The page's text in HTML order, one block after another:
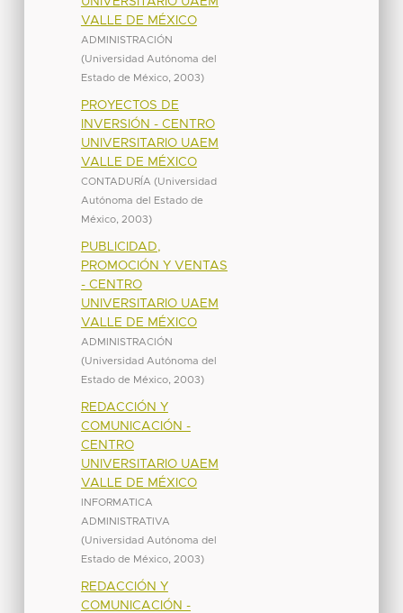
VALLE DE MÉXICO
ADMINISTRACIÓN
(Universidad Autónoma del
Estado de México, 2003)
PROYECTOS DE
INVERSIÓN - CENTRO
UNIVERSITARIO UAEM
VALLE DE MÉXICO
CONTADURÍA (Universidad
Autónoma del Estado de
México, 2003)
PUBLICIDAD,
PROMOCIÓN Y VENTAS
- CENTRO
UNIVERSITARIO UAEM
VALLE DE MÉXICO
ADMINISTRACIÓN
(Universidad Autónoma del
Estado de México, 2003)
REDACCIÓN Y
COMUNICACIÓN -
CENTRO
UNIVERSITARIO UAEM
VALLE DE MÉXICO
INFORMATICA
ADMINISTRATIVA
(Universidad Autónoma del
Estado de México, 2003)
REDACCIÓN Y
COMUNICACIÓN -